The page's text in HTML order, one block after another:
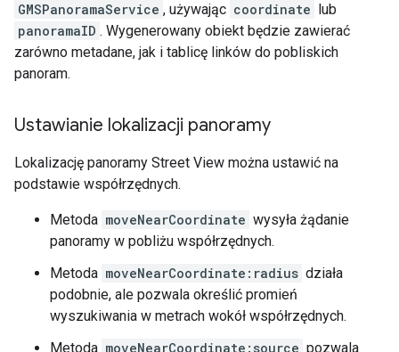
GMSPanoramaService , używając coordinate
lub
panoramaID . Wygenerowany obiekt będzie zawierać
zarówno metadane, jak i tablicę linków do pobliskich
panoram.
Ustawianie lokalizacji panoramy
Lokalizację panoramy Street View można ustawić na
podstawie współrzędnych.
Metoda moveNearCoordinate wysyła żądanie
panoramy w pobliżu współrzędnych.
Metoda moveNearCoordinate:radius działa
podobnie, ale pozwala określić promień
wyszukiwania w metrach wokół współrzędnych.
Metoda moveNearCoordinate:source pozwala